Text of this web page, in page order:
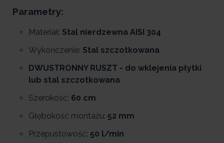
Parametry:
Materiał: Stal nierdzewna AISI 304
Wykończenie: Stal szczotkowana
DWUSTRONNY RUSZT - do wklejenia płytki
lub stal szczotkowana
Szerokość: 60 cm
Głębokość montażu: 52 mm
Przepustowość: 50 l/min